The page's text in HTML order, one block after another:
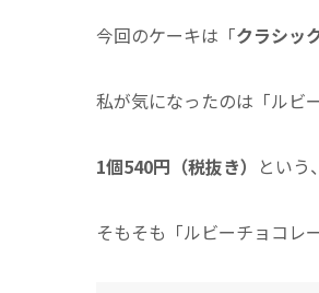
今回のケーキは「クラシッ
私が気になったのは「ルビ
1個540円（税抜き） という
そもそも「ルビーチョコレ